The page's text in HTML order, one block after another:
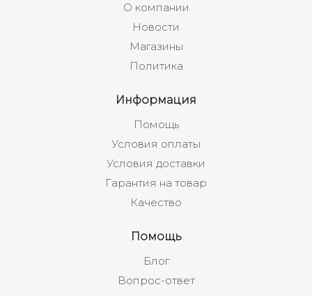
О компании
Новости
Магазины
Политика
Информация
Помощь
Условия оплаты
Условия доставки
Гарантия на товар
Качество
Помощь
Блог
Вопрос-ответ